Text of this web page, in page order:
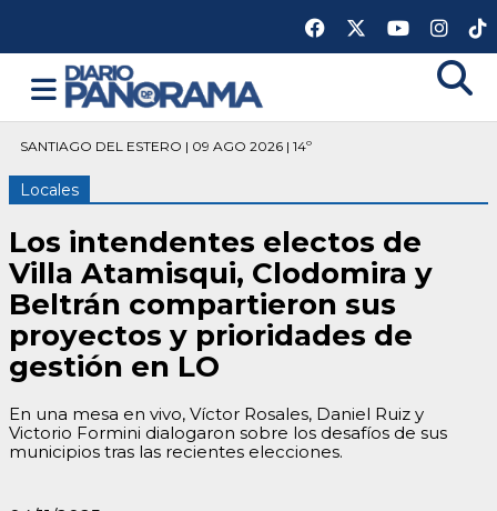
SANTIAGO DEL ESTERO | 09 AGO 2026 | 14º
Locales
Los intendentes electos de
Villa Atamisqui, Clodomira y
Beltrán compartieron sus
proyectos y prioridades de
gestión en LO
En una mesa en vivo, Víctor Rosales, Daniel Ruiz y
Victorio Formini dialogaron sobre los desafíos de sus
municipios tras las recientes elecciones.